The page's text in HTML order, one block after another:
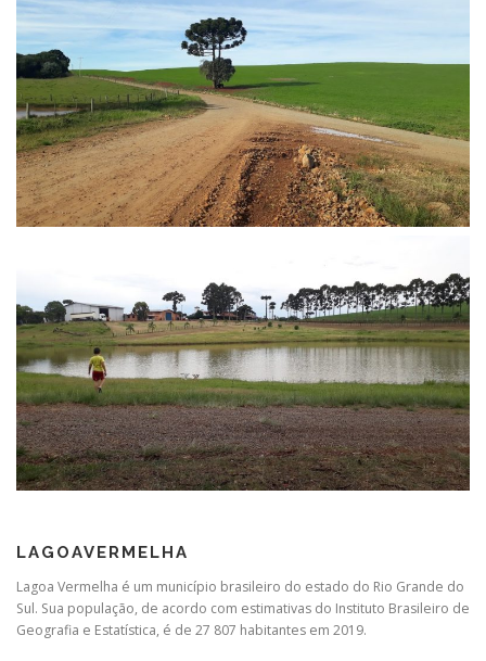
LAGOAVERMELHA
Lagoa Vermelha é um município brasileiro do estado do Rio Grande do
Sul. Sua população, de acordo com estimativas do Instituto Brasileiro de
Geografia e Estatística, é de 27 807 habitantes em 2019.